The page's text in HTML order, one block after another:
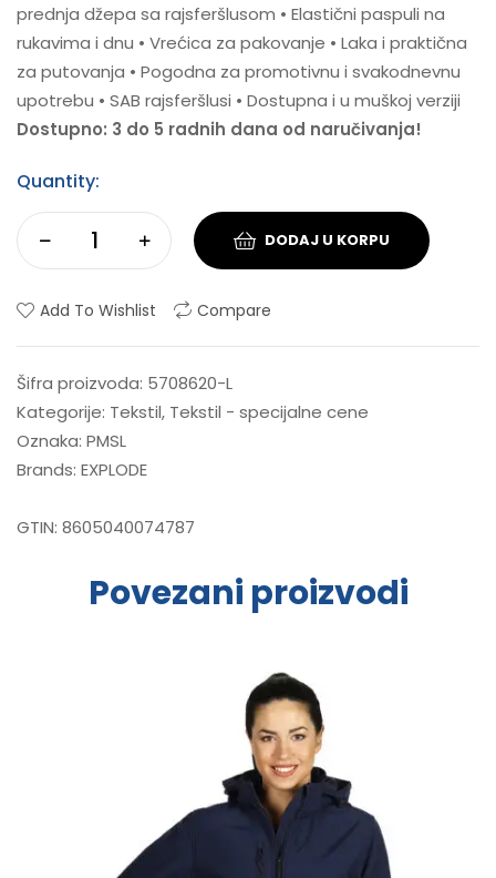
prednja džepa sa rajsferšlusom • Elastični paspuli na
rukavima i dnu • Vrećica za pakovanje • Laka i praktična
za putovanja • Pogodna za promotivnu i svakodnevnu
upotrebu • SAB rajsferšlusi • Dostupna i u muškoj verziji
Dostupno: 3 do 5 radnih dana od naručivanja!
Quantity:
DODAJ U KORPU
Add To Wishlist Compare
Šifra proizvoda: 5708620-L
Kategorije: Tekstil, Tekstil - specijalne cene
Oznaka: PMSL
Brands: EXPLODE
GTIN: 8605040074787
Povezani proizvodi